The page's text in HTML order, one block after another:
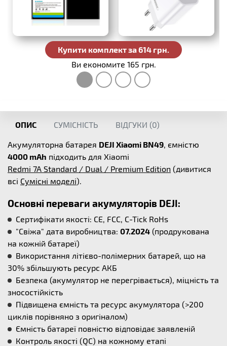
Купити комплект за 614 грн.
Ви економите 165 грн.
ОПИС СУМІСНІСТЬ ВІДГУКИ (0)
Акумуляторна батарея DEJI Xiaomi BN49, ємністю
4000 mAh підходить для Xiaomi
Redmi 7A Standard / Dual / Premium Edition (дивитися
всі Сумісні моделі).
Основні переваги акумуляторів DEJI:
Сертифікати якості: CE, FCC, C-Tick RoHs
"Свіжа" дата виробництва: 07.2024 (продрукована
на кожній батареї)
Використання літієво-полімерних батарей, що на
30% збільшують ресурс АКБ
Безпека (акумулятор не перегрівається), міцність та
зносостійкість
Підвищена ємність та ресурс акумулятора (>200
циклів порівняно з оригіналом)
Ємність батареї повністю відповідає заявленій
Контроль якості (QC) на кожному етапі